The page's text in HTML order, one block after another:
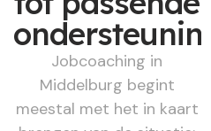
Jobcoaching in
Middelburg begint
meestal met het in kaart